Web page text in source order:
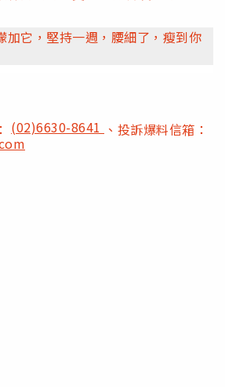
加它，堅持一週，腰細了，瘦到你
(02)6630-8641 、投訴爆料信箱：